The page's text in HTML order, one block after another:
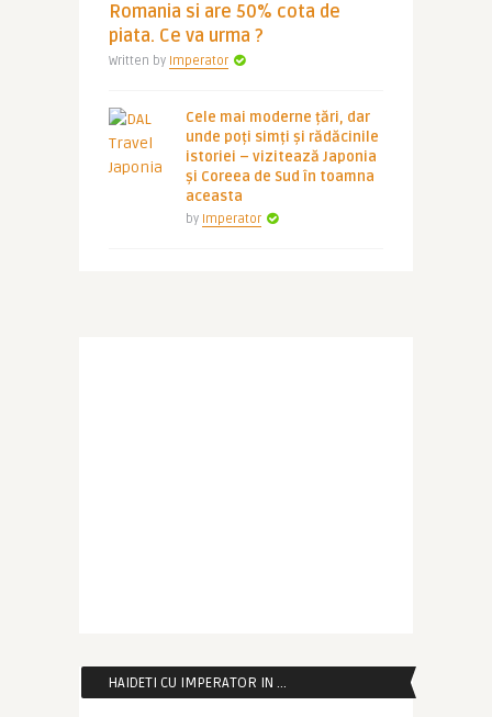
Romania si are 50% cota de
piata. Ce va urma ?
Written by Imperator
Cele mai moderne țări, dar
unde poți simți și rădăcinile
istoriei – vizitează Japonia
și Coreea de Sud în toamna
aceasta
by Imperator
HAIDETI CU IMPERATOR IN …